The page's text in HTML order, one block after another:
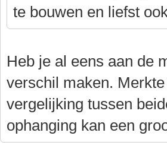
te bouwen en liefst
Heb je al eens aan de
verschil maken.
vergelijking tussen
ophanging kan een